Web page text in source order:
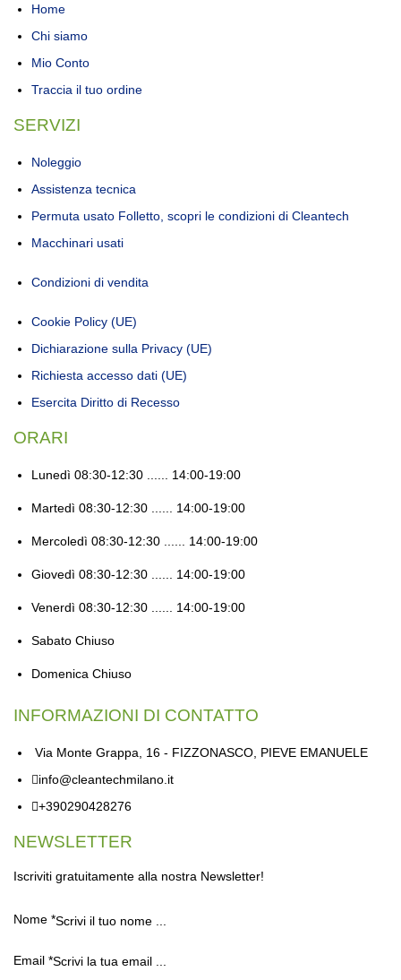
Home
Chi siamo
Mio Conto
Traccia il tuo ordine
SERVIZI
Noleggio
Assistenza tecnica
Permuta usato Folletto, scopri le condizioni di Cleantech
Macchinari usati
Condizioni di vendita
Cookie Policy (UE)
Dichiarazione sulla Privacy (UE)
Richiesta accesso dati (UE)
Esercita Diritto di Recesso
ORARI
Lunedì 08:30-12:30 ...... 14:00-19:00
Martedì 08:30-12:30 ...... 14:00-19:00
Mercoledì 08:30-12:30 ...... 14:00-19:00
Giovedì 08:30-12:30 ...... 14:00-19:00
Venerdì 08:30-12:30 ...... 14:00-19:00
Sabato Chiuso
Domenica Chiuso
INFORMAZIONI DI CONTATTO
Via Monte Grappa, 16 - FIZZONASCO, PIEVE EMANUELE
info@cleantechmilano.it
+390290428276
NEWSLETTER
Iscriviti gratuitamente alla nostra Newsletter!
Nome *
Email *